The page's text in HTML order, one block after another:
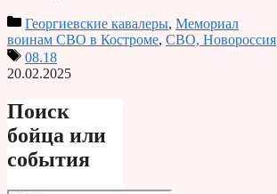
Георгиевские кавалеры, Мемориал
воинам СВО в Костроме, СВО, Новороссия
08.18
20.02.2025
Поиск
бойца или
события